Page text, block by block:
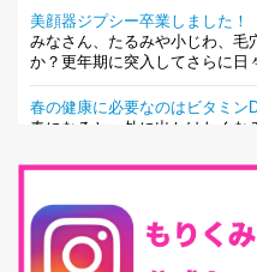
美顔器ジプシー卒業しました！
みなさん、たるみや小じわ、毛
か？更年期に突入してさらに日
春の健康に必要なのはビタミン
春になると、外に出かけたくな
最近、グラノーラ迷子になって
味しくて栄養たっぷりのグラノ